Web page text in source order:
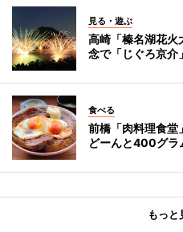
見る・遊ぶ
高崎「榛名湖花火
念で「じぐろ京介」
食べる
前橋「肉料理食
どーんと400グラ
もっと